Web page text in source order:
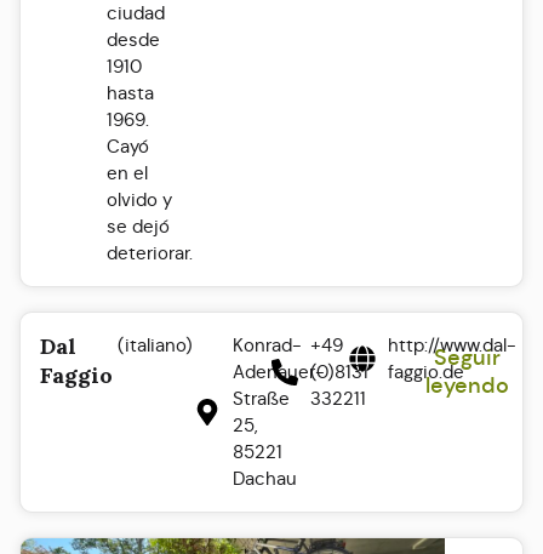
ciudad
desde
1910
hasta
1969.
Cayó
en el
olvido y
se dejó
deteriorar.
Dal
Faggio
(italiano)
Konrad-
Adenauer-
Straße
25,
85221
Dachau
+49
(0)8131
332211
http://www.dal-
faggio.de
Seguir
leyendo